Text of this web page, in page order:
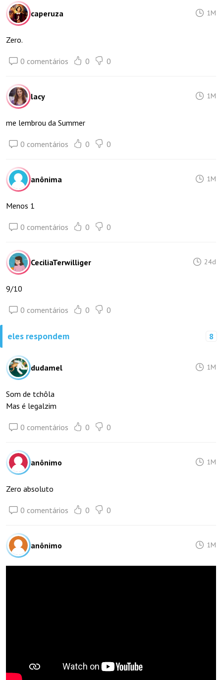
caperuza 1M
Zero.
0 comentários 0 0
lacy 1M
me lembrou da Summer
0 comentários 0 0
anônima 1M
Menos 1
0 comentários 0 0
CeciliaTerwilliger 24d
9/10
0 comentários 0 0
eles respondem 8
dudamel 1M
Som de tchôla
Mas é legalzim
0 comentários 0 0
anônimo 1M
Zero absoluto
0 comentários 0 0
anônimo 1M